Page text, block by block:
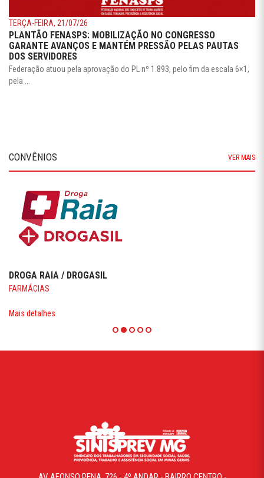
TERÇA-FEIRA, 21/07/26
PLANTÃO FENASPS: MOBILIZAÇÃO NO CONGRESSO
GARANTE AVANÇOS E MANTÉM PRESSÃO PELAS PAUTAS
DOS SERVIDORES
Federação atuou pela aprovação do PL nº 1.893, pelo fim da escala 6×1,
pela ...
CONVÊNIOS VER MAIS
DROGA RAIA / DROGASIL
FARMÁCIAS
Mais detalhes